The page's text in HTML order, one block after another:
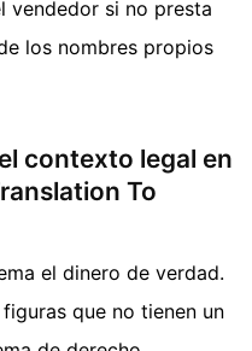
vendedor si no presta
los nombres propios
contexto legal en
To
el dinero de verdad.
que no tienen un